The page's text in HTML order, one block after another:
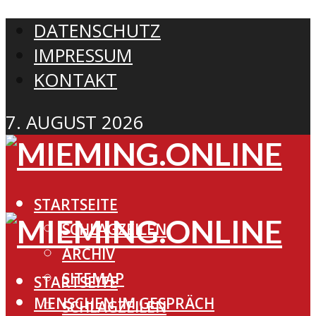
DATENSCHUTZ
IMPRESSUM
KONTAKT
7. AUGUST 2026
STARTSEITE
SCHLAGZEILEN
ARCHIV
SITEMAP
MENSCHEN IM GESPRÄCH
STARTSEITE
SCHLAGZEILEN